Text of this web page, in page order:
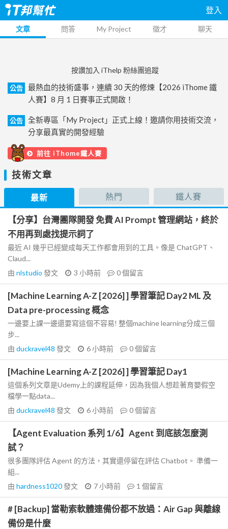
登入
文章 問答 My Project 徵才 聊天
按讚加入 iThelp 粉絲團追蹤
公告
最熱血的技術盛事，連續 30 天的修煉【2026 iThome 鐵
人賽】8 月 1 日賽事正式開啟！
公告
全新專區「My Project」正式上線！邀請你用技術交流，
分享最真實的開發經驗
前往 iThome鐵人賽
技術文章
最新 熱門 鐵人賽
【分享】台灣團隊開發 免費 AI Prompt 管理網站，終於
不用再到處找提示詞了
最近 AI 幾乎已經變成每天工作都會用到的工具。像是 ChatGPT、
Claud...
由 nlstudio 發文 3 小時前 0個留言
[Machine Learning A-Z [2026] ] 學習筆記 Day2 ML 及
Data pre-processing 概念
一邊要上課一邊還要寫這個不容易! 整個machine learning分成三個
步...
由 duckravel48 發文 6 小時前 0個留言
[Machine Learning A-Z [2026] ] 學習筆記 Day1
這個系列文章是Udemy上的課程延伸，因為我個人想趁著育嬰假空
檔學一點data...
由 duckravel48 發文 6 小時前 0個留言
【Agent Evaluation 系列 1/6】Agent 到底該怎麼測
試？
很多團隊評估 Agent 的方法，其實還停留在評估 Chatbot。 準備一
組...
由 hardness1020發文 7 小時前 1 個留言
# [Backup] 當勒索軟體連備份都不放過：Air Gap 與離線
備份是什麼